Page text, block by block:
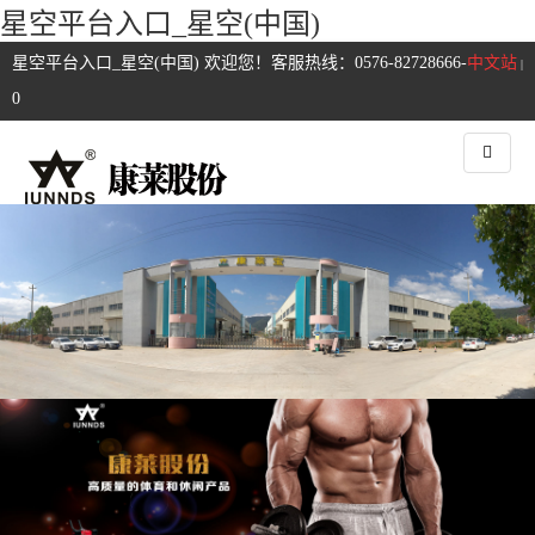
星空平台入口_星空(中国)
中文站 |
星空平台入口_星空(中国) 欢迎您！客服热线：0576-82728666-
0